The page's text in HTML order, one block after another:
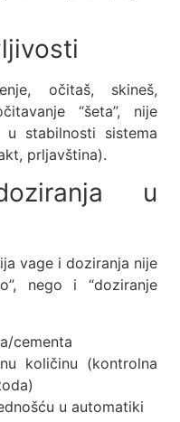
očitaš, skineš,
“šeta”, nije
stabilnosti sistema
prljavština).
u
vage i doziranja nije
nego i “doziranje
cementa
količinu (kontrolna
u automatiki